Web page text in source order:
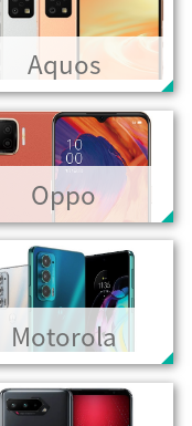
Aquos
Oppo
Motorola